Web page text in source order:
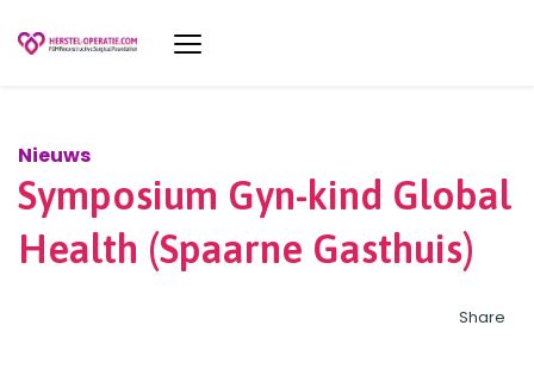
Nieuws
Symposium Gyn-kind Global
Health (Spaarne Gasthuis)
Share